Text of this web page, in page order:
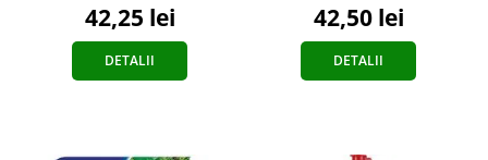
42,25 lei
DETALII
42,50 lei
DETALII